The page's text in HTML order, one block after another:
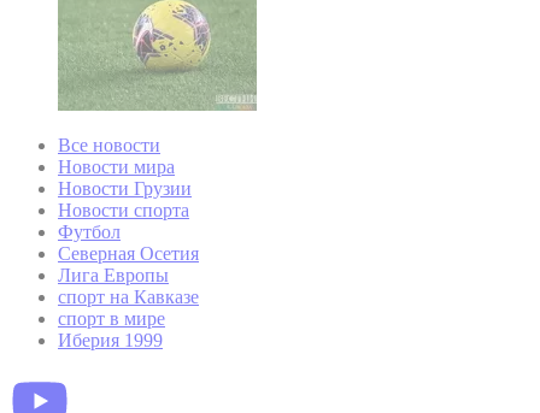
Все новости
Новости мира
Новости Грузии
Новости спорта
Футбол
Северная Осетия
Лига Европы
спорт на Кавказе
спорт в мире
Иберия 1999